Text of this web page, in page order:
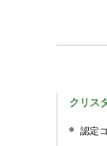
クリス
認定